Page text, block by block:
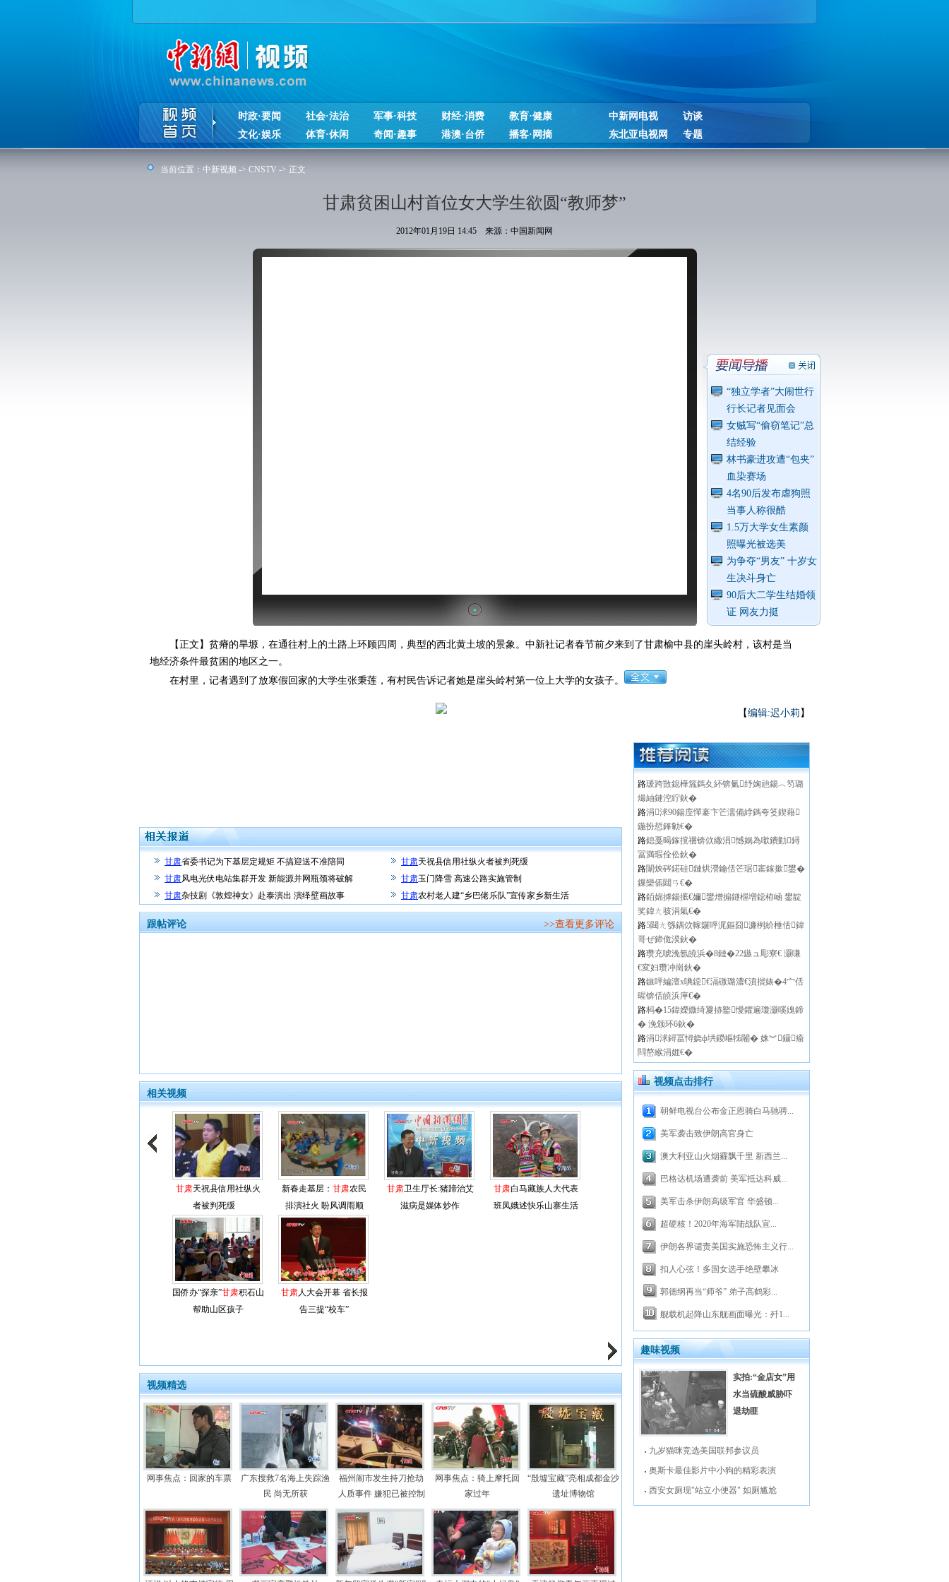
时政·要闻 社会·法治 军事·科技 财经·消费
教育·健康
文化·娱乐
体育·休闲 奇闻·趣事 港澳·台侨 播客·网摘
中新网电视
访谈
东北亚电视网
专题
当前位置： 中新视频 -> CNSTV -> 正文
甘肃贫困山村首位女大学生欲圆“教师梦”
2012年01月19日 14:45 来源：中国新闻网
“独立学者”大闹世行
行长记者见面会
女贼写“偷窃笔记”总
结经验
林书豪进攻遭“包夹”
血染赛场
4名90后发布虐狗照
当事人称很酷
1.5万大学女生素颜
照曝光被选美
为争夺“男友” 十岁女
生决斗身亡
90后大二学生结婚领
证 网友力挺
【正文】贫瘠的旱塬，在通往村上的土路上环顾四周，典型的西北黄土坡的景象。中新社记者春节前夕来到了甘肃榆中县的崖头岭村，该村是当
地经济条件最贫困的地区之一。
在村里，记者遇到了放寒假回家的大学生张秉莲，有村民告诉记者她是崖头岭村第一位上大学的女孩子。
【编辑:迟小莉 】
甘肃省委书记为下基层定规矩 不搞迎送不准陪同 甘肃天祝县信用社纵火者被判死缓
甘肃风电光伏电站集群开发 新能源并网瓶颈将破解 甘肃玉门降雪 高速公路实施管制
甘肃杂技剧《敦煌神女》赴泰演出 演绎壁画故事 甘肃农村老人建“乡巴佬乐队”宣传家乡新生活
跟帖评论 >>查看更多评论
相关视频
甘肃天祝县信用社纵火
者被判死缓
新春走基层： 甘肃农民
排演社火 盼风调雨顺
甘肃卫生厅长:猪蹄治艾
滋病是媒体炒作
甘肃白马藏族人大代表
班凤娥述快乐山寨生活
国侨办“探亲”甘肃积石山
帮助山区孩子
甘肃人大会开幕 省长报
告三提“校车”
视频精选
网事焦点：回家的车票
广东搜救7名海上失踪渔
民 尚无所获
福州闹市发生持刀抢劫
人质事件 嫌犯已被控制
网事焦点：骑上摩托回
家过年
“殷墟宝藏”亮相成都金沙
遗址博物馆
路瑗跨敳鎴樺箷鎷夊紑锛氭纾婅兘鍚︿笉璐
熶紬鏈涳紵鈥�
路涓浗90鍚庢憚褰卞笀濡備綍鎷夸笅鍥藉
鍦扮悊鎽勨€�
路鎴戞暍鎵撹祵锛佽繖涓憾娲為噷鐨勭鐞
冨満瑕佺伀鈥�
路闈炴硶鍩硅鏈烘瀯鑰佸笀琚寚鎵撳鐢�
鏁欒偛閮ㄢ€�
路銆婂摢鍚掋€嬭鐢熷搧鐩楃増鐚栫崡 鐢靛
奖鍏ㄤ骇涓氣€�
路5閮ㄤ綔鍝佽幏鑼呯浘鏂囧濂栵紒棰佸鍏
哥ぜ鍗佹湀鈥�
路瓒充唬浼氬皢浜�8鏈�22鏃ュ彫寮€ 灏嗛
€変妇瓒冲崗鈥�
路鏃呯編澶х唺鐚€滆礉璐濃€濆揩婊�4宀佸
暒锛佸皢浜庘€�
路杩�15鍏嬫媺绮夐捇鐜懓鑺遍瓊灏嗘媿鍗
� 浼颁环6鈥�
路涓浗鐞冨憳娆ф垬鍐嶇牬闂� 姝︾鑷瘉
閰嶅緱涓娾€�
视频点击排行
朝鲜电视台公布金正恩骑白马驰骋...
美军袭击致伊朗高官身亡
澳大利亚山火烟霾飘千里 新西兰...
巴格达机场遭袭前 美军抵达科威...
美军击杀伊朗高级军官 华盛顿...
超硬核！2020年海军陆战队宣...
伊朗各界谴责美国实施恐怖主义行...
扣人心弦！多国女选手绝壁攀冰
郭德纲再当“师爷” 弟子高鹤彩...
舰载机起降山东舰画面曝光：歼1...
趣味视频
实拍:“金店女”用
水当硫酸威胁吓
退劫匪
九岁猫咪竞选美国联邦参议员
奥斯卡最佳影片中小狗的精彩表演
西安女厕现"站立小便器" 如厕尴尬